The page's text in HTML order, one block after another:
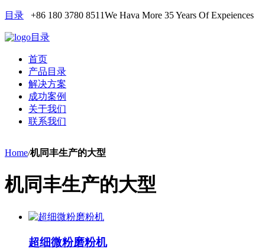
目录 +86 180 3780 8511We Hava More 35 Years Of Expeiences
目录
首页
产品目录
解决方案
成功案例
关于我们
联系我们
Home/机同丰生产的大型
机同丰生产的大型
超细微粉磨粉机